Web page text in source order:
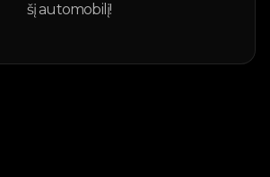
šį automobilį!